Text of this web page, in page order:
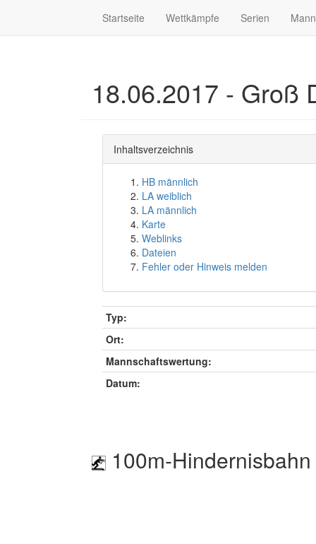
Startseite Wettkämpfe Serien
18.06.2017 - Groß
Inhaltsverzeichnis
HB männlich
LA weiblich
LA männlich
Karte
Weblinks
Dateien
Fehler oder Hinweis melden
Typ:
Ort:
Mannschaftswertung:
Datum:
100m-